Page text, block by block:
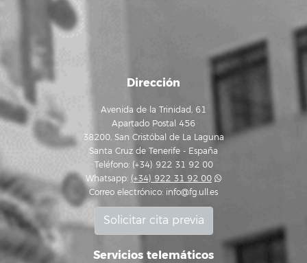
Dirección
Avenida de la Trinidad, 61
Apartado Postal 456
38200, San Cristóbal de La Laguna
Santa Cruz de Tenerife - España
Teléfono: (+34) 922 31 92 00
Whatsapp: (+34) 922 31 92 00
Correo electrónico: info@fg.ull.es
Solicitar cita previa
Servicios telemáticos